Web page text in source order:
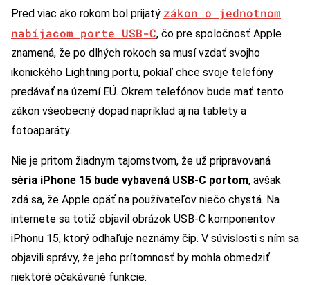
Pred viac ako rokom bol prijatý zákon o jednotnom
nabíjacom porte USB-C, čo pre spoločnosť Apple
znamená, že po dlhých rokoch sa musí vzdať svojho
ikonického Lightning portu, pokiaľ chce svoje telefóny
predávať na území EÚ. Okrem telefónov bude mať tento
zákon všeobecný dopad napríklad aj na tablety a
fotoaparáty.
Nie je pritom žiadnym tajomstvom, že už pripravovaná
séria iPhone 15 bude vybavená USB-C portom, avšak
zdá sa, že Apple opäť na používateľov niečo chystá. Na
internete sa totiž objavil obrázok USB-C komponentov
iPhonu 15, ktorý odhaľuje neznámy čip. V súvislosti s ním sa
objavili správy, že jeho prítomnosť by mohla obmedziť
niektoré očakávané funkcie.